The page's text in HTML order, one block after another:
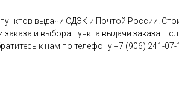
выдачи СДЭК и Почтой России.
и выбора пункта выдачи заказа.
к нам по телефону +7 (906) 241-07-